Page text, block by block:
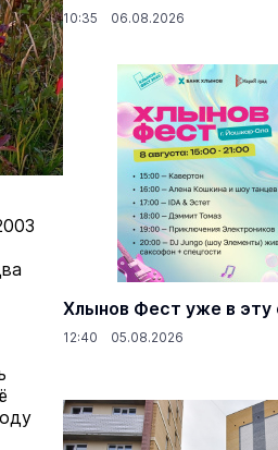
10:35 06.08.2026
Хлынов Фест уже в эту
12:40 05.08.2026